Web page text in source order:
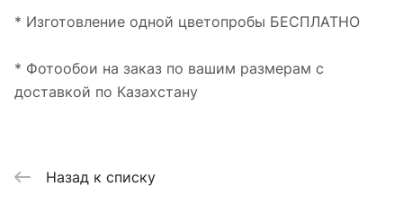
* Изготовление одной цветопробы БЕСПЛАТНО
* Фотообои на заказ по вашим размерам с
доставкой по Казахстану
Назад к списку